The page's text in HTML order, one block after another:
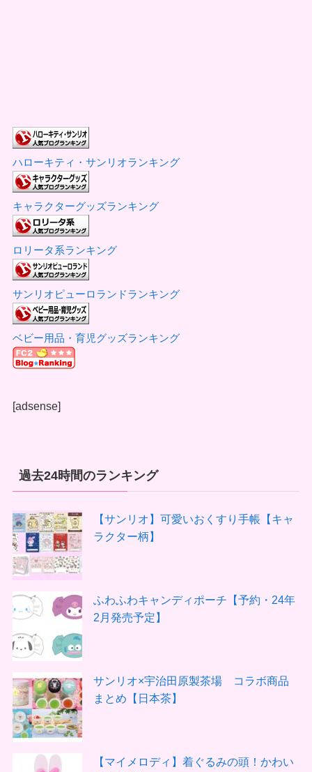
ハローキティ・サンリオランキング
キャラクターグッズランキング
ロリータ系ランキング
サンリオピューロランドランキング
ベビー用品・育児グッズランキング
[adsense]
過去24時間のランキング
【サンリオ】可愛いおくすり手帳【キャ
ラクター柄】
ふわふわキャンディポーチ【予約・24年
2月発売予定】
サンリオ×宇治田原製茶場 コラボ商品
まとめ【日本茶】
【マイメロディ】着ぐるみの頭！かわい